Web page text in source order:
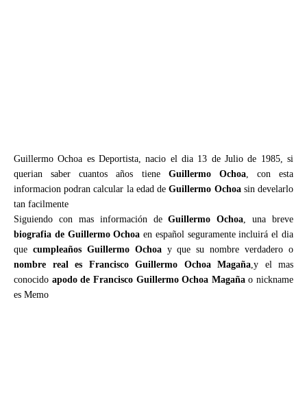
Guillermo Ochoa es Deportista, nacio el dia 13 de Julio de 1985, si
querian saber cuantos años tiene Guillermo Ochoa, con esta
informacion podran calcular la edad deGuillermo Ochoasin develarlo
tan facilmente
Siguiendo con mas información deGuillermo Ochoa, una breve
biografia de Guillermo Ochoa en español seguramente incluirá el dia
que cumpleaños Guillermo Ochoay que su nombre verdadero o
nombre real es Francisco Guillermo Ochoa Magaña,y el mas
conocido apodo de Francisco Guillermo Ochoa Magañao nickname
es Memo